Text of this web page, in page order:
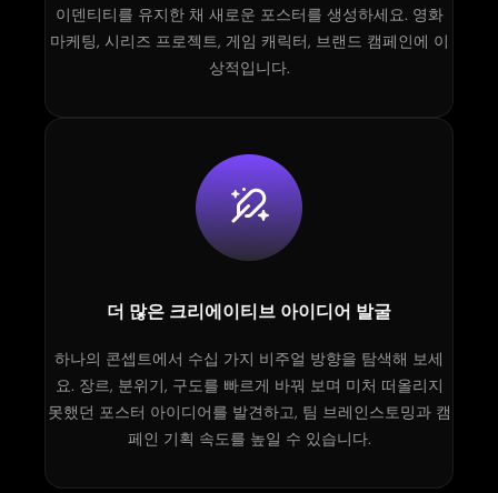
이덴티티를 유지한 채 새로운 포스터를 생성하세요. 영화
마케팅, 시리즈 프로젝트, 게임 캐릭터, 브랜드 캠페인에 이
상적입니다.
더 많은 크리에이티브 아이디어 발굴
하나의 콘셉트에서 수십 가지 비주얼 방향을 탐색해 보세
요. 장르, 분위기, 구도를 빠르게 바꿔 보며 미처 떠올리지
못했던 포스터 아이디어를 발견하고, 팀 브레인스토밍과 캠
페인 기획 속도를 높일 수 있습니다.